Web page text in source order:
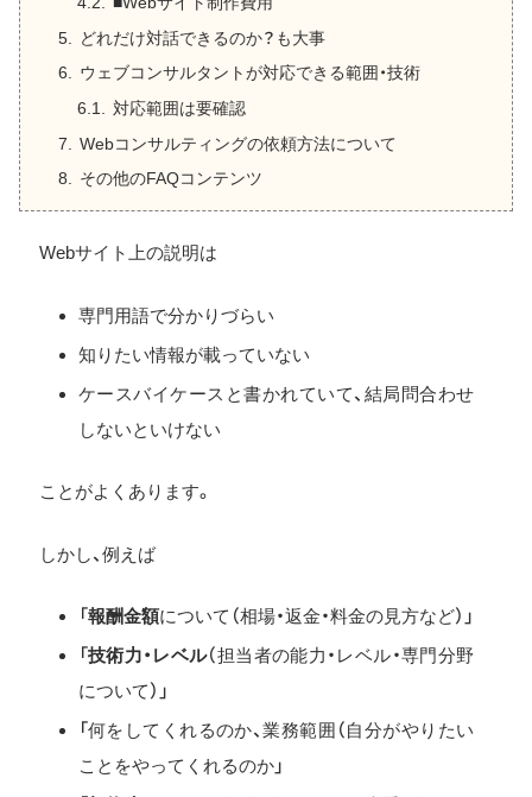
どれだけ対話できるのか？も大事
ウェブコンサルタントが対応できる範囲・技術
対応範囲は要確認
Webコンサルティングの依頼方法について
その他のFAQコンテンツ
Webサイト上の説明は
専門用語で分かりづらい
知りたい情報が載っていない
ケースバイケースと書かれていて、結局問合わせ
しないといけない
ことがよくあります。
しかし、例えば
「報酬金額について（相場・返金・料金の見方など）」
「技術力・レベル（担当者の能力・レベル・専門分野
について）」
「何をしてくれるのか、業務範囲（自分がやりたい
ことをやってくれるのか」